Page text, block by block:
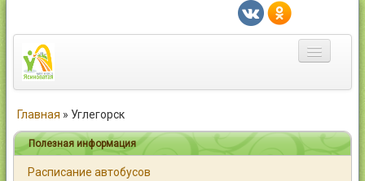
Город
Статьи
Главная » Углегорск
Полезная информация
Расписание автобусов